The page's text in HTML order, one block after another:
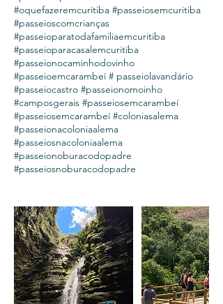
#oquefazeremcuritiba #passeiosemcuritiba
#passeioscomcrianças
#passeioparatodafamiliaemcuritiba
#passeioparacasalemcuritiba
#passeionocaminhodovinho
#passeioemcarambeí # passeiolavandário
#passeiocastro #passeionomoinho
#camposgerais #passeiosemcarambeí
#passeiosemcarambeí #coloniasalema
#passeionacoloniaalema
#passeiosnacoloniaalema
#passeionoburacodopadre
#passeiosnoburacodopadre